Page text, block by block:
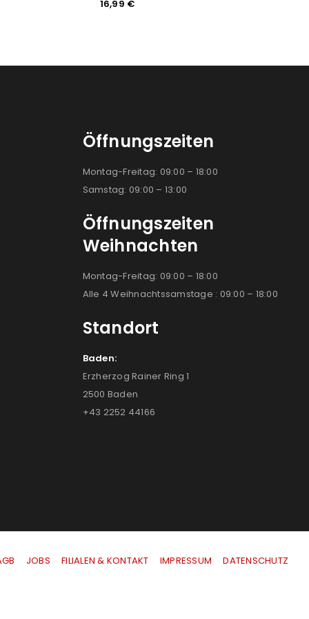
16,99 €
Öffnungszeiten
Montag-Freitag: 09:00 – 18:00
Samstag: 09:00 – 13:00
Öffnungszeiten
Weihnachten
Montag-Freitag: 09:00 – 18:00
Alle 4 Weihnachtssamstage : 09:00 – 18:00
Standort
Baden:
Erzherzog Rainer Ring 1
2500 Baden
+43 2252 44166
JOBS FILIALEN & KONTAKT IMPRESSUM |DATENSCHUTZ